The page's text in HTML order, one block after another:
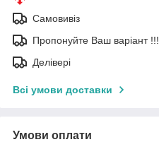
Самовивіз
Пропонуйте Ваш варіант !!!
Делівері
Всі умови доставки
Умови оплати